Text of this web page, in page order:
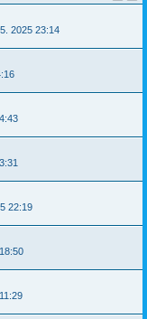
2025 23:14
22:19